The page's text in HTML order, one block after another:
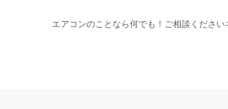
エアコンのことなら何でも！ご相談ください